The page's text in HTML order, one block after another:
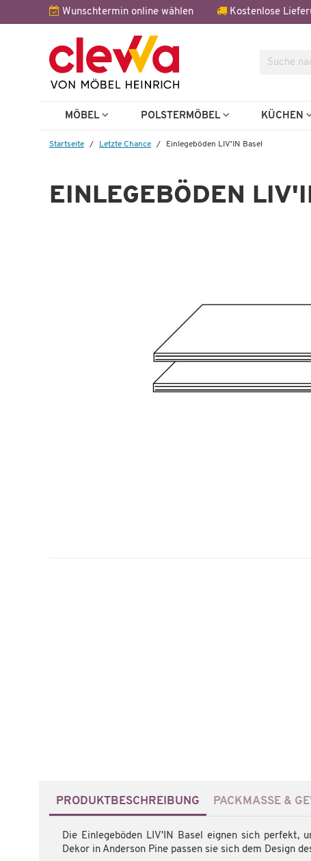
Wunschtermin online wählen Kostenlose
Suche
MÖBEL POLSTERMÖBEL KÜCHEN
Startseite Letzte Chance Einlegeböden LIV'IN Basel
EINLEGEBÖDEN
PRODUKTBESCHREIBUNG PACKMASSE &
Die Einlegeböden LIV'IN Basel eignen sich
Dekor in Anderson Pine passen sie sich dem Design